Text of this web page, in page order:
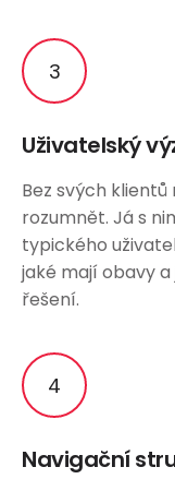
Uživatelský
Bez svých
rozumnět. Já s
typického
jaké mají obavy
řešení.
Navigační